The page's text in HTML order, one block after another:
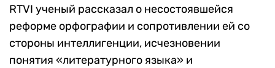
RTVI ученый рассказал о несостоявшейся
реформе орфографии и сопротивлении ей со
стороны интеллигенции, исчезновении
понятия «литературного языка» и